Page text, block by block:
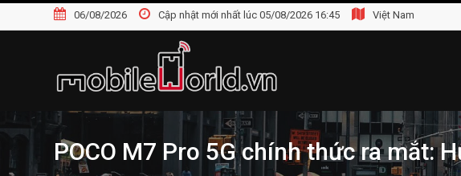
k
c
06/08/2026 Cập nhật mới nhất lúc 05/08/2026 16:45 Việt Nam
POCO M7 Pro 5G chính thức ra mắt: